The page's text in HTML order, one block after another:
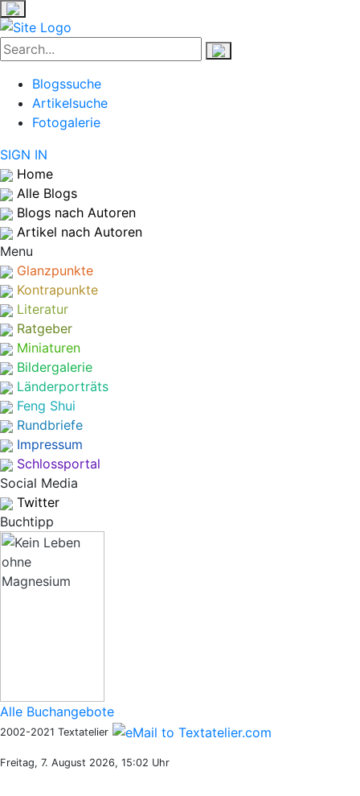
Blogssuche
Artikelsuche
Fotogalerie
SIGN IN
Home
Alle Blogs
Blogs nach Autoren
Artikel nach Autoren
Menu
Glanzpunkte
Kontrapunkte
Literatur
Ratgeber
Miniaturen
Bildergalerie
Länderporträts
Feng Shui
Rundbriefe
Impressum
Schlossportal
Social Media
Twitter
Buchtipp
Alle Buchangebote
2002-2021 Textatelier
Freitag, 7. August 2026, 15:02 Uhr